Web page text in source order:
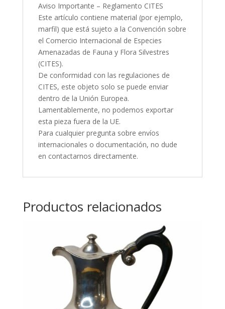
Aviso Importante – Reglamento CITES
Este artículo contiene material (por ejemplo,
marfil) que está sujeto a la Convención sobre
el Comercio Internacional de Especies
Amenazadas de Fauna y Flora Silvestres
(CITES).
De conformidad con las regulaciones de
CITES, este objeto solo se puede enviar
dentro de la Unión Europea.
Lamentablemente, no podemos exportar
esta pieza fuera de la UE.
Para cualquier pregunta sobre envíos
internacionales o documentación, no dude
en contactarnos directamente.
Productos relacionados